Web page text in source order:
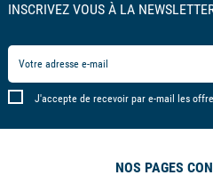
INSCRIVEZ VOUS À LA
J'accepte de recevoir par e-mail les
NOS PAGES